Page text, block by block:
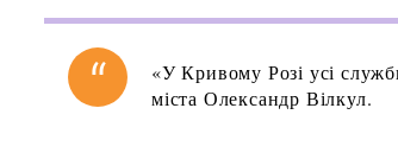
«У Кривому Розі усі
міста Олександр Вілкул.